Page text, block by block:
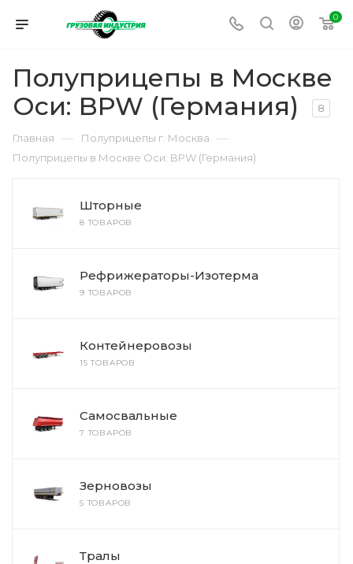
0
Полуприцепы в Москве
Оси: BPW (Германия)
8
Главная — Полуприцепы г. Москва —
Полуприцепы в Москве Оси: BPW (Германия)
Шторные
8 ТОВАРОВ
Рефрижераторы-Изотерма
9 ТОВАРОВ
Контейнеровозы
15 ТОВАРОВ
Самосвальные
7 ТОВАРОВ
Зерновозы
5 ТОВАРОВ
Тралы